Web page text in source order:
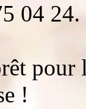
04 24.
pour
!